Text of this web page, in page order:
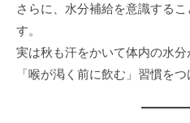
さらに、水分補給を意識する
す。
実は秋も汗をかいて体内の水分
「喉が渇く前に飲む」習慣を